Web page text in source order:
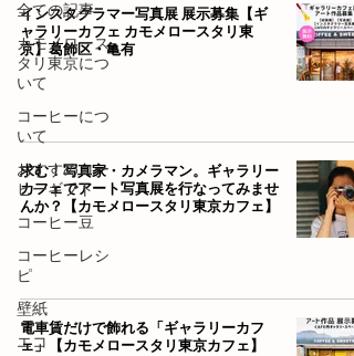
全ての記事
カモメロース
タリ東京につ
いて
コーヒーにつ
いて
おすすめコー
ヒーギフト
コーヒー豆
コーヒーレシ
ピ
壁紙
エコ
インスタグラマー写真展 展示募集【ギ
ャラリーカフェ カモメロースタリ東
京】葛飾区・亀有
求む！写真家・カメラマン。ギャラリー
カフェでアート写真展を行なってみませ
んか？【カモメロースタリ東京カフェ】
電車賃だけで飾れる「ギャラリーカフ
ェ」【カモメロースタリ東京カフェ】